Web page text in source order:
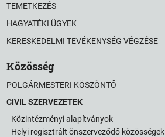
TEMETKEZÉS
HAGYATÉKI ÜGYEK
KERESKEDELMI TEVÉKENYSÉG VÉGZÉSE
Közösség
POLGÁRMESTERI KÖSZÖNTŐ
CIVIL SZERVEZETEK
Közintézményi alapítványok
Helyi regisztrált önszerveződő közösségek